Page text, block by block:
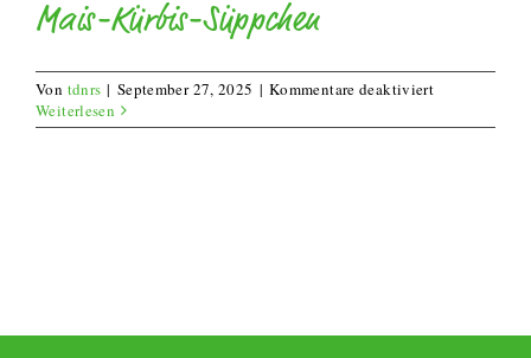
Mais-Kürbis-Süppchen
Von tdnrs | September 27, 2025 | Kommentare deaktiviertfür
Kürbis-
Weiterlesen